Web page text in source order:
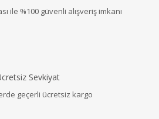
ile %100 güvenli alışveriş imkanı
Sevkiyat
geçerli ücretsiz kargo